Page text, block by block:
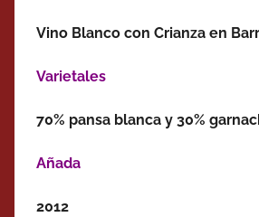
Vino Blanco con Crianza en
Varietales
70% pansa blanca y 30%
Añada
2012